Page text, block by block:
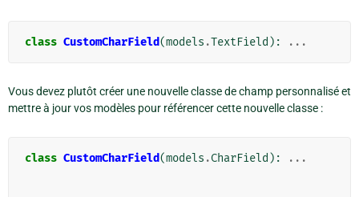
class CustomCharField(models .TextField ): ...
Vous devez plutôt créer une nouvelle classe de champ personnalisé et
mettre à jour vos modèles pour référencer cette nouvelle classe :
class CustomCharField(models .CharField ): ...